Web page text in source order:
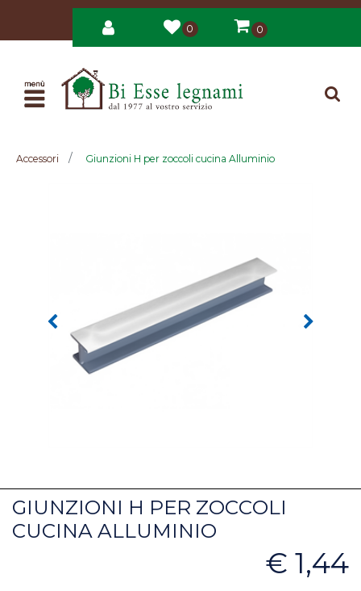
0 0
Open
Accessori Giunzioni H per zoccoli cucina Alluminio
GIUNZIONI H PER ZOCCOLI
CUCINA ALLUMINIO
€ 1,44